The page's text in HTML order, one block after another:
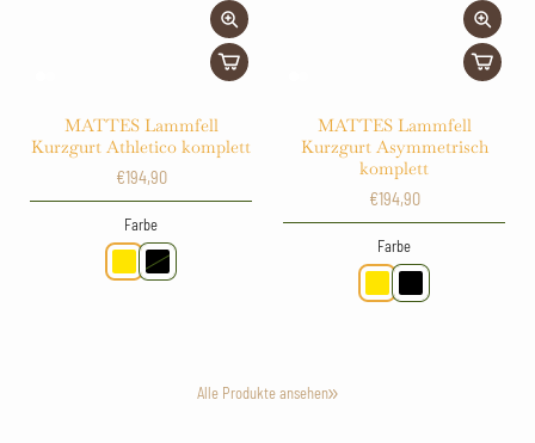
MATTES Lammfell
Kurzgurt Athletico komplett
€194,90
Farbe
MATTES Lammfell
Kurzgurt Asymmetrisch
komplett
€194,90
Farbe
Alle Produkte ansehen